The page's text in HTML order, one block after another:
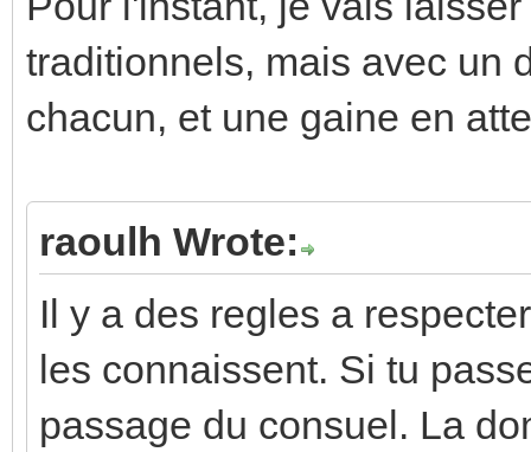
traditionnels, mais avec un
chacun, et une gaine en
raoulh Wrote:
Il y a des regles a
les connaissent. Si tu
passage du consuel. La